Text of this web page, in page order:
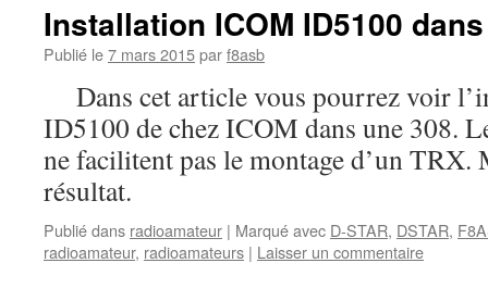
Installation ICOM ID5100
Publié le7 mars 2015parf8asb
Dans cet article vous pourrez voir
ID5100 de chez ICOM dans une 308.
ne facilitent pas le montage d’un TRX.
résultat.
Publié dans radioamateur | Marqué avec D-STAR, DSTAR,
radioamateur, radioamateurs | Laisser un commentaire